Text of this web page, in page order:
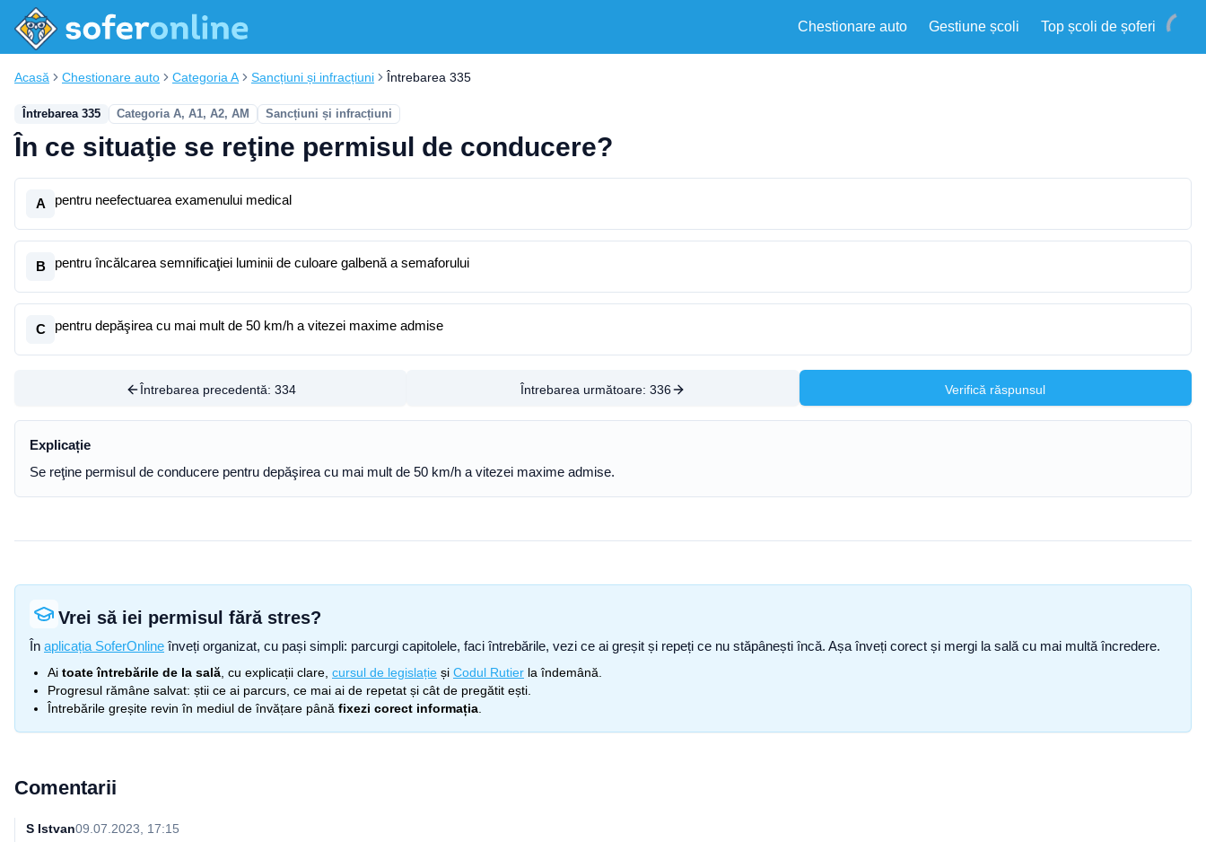
Chestionare auto Gestiune școli Top școli de șoferi
Acasă Chestionare auto Categoria A Sancțiuni și infracțiuni Întrebarea 335
Întrebarea 335 Categoria A, A1, A2, AM Sancțiuni și infracțiuni
În ce situaţie se reţine permisul de conducere?
A pentru neefectuarea examenului medical
B pentru încălcarea semnificaţiei luminii de culoare galbenă a semaforului
C pentru depăşirea cu mai mult de 50 km/h a vitezei maxime admise
Întrebarea precedentă: 334 Întrebarea următoare: 336 Verifică răspunsul
Explicație
Se reţine permisul de conducere pentru depăşirea cu mai mult de 50 km/h a vitezei maxime admise.
Vrei să iei permisul fără stres?
În aplicația SoferOnline înveți organizat, cu pași simpli: parcurgi capitolele, faci întrebările, vezi ce ai greșit și repeți ce nu stăpânești încă. Așa înveți corect și mergi la sală cu mai multă încredere.
Ai toate întrebările de la sală , cu explicații clare, cursul de legislație și Codul Rutier la îndemână.
Progresul rămâne salvat: știi ce ai parcurs, ce mai ai de repetat și cât de pregătit ești.
Întrebările greșite revin în mediul de învățare până fixezi corect informația
Comentarii
S Istvan09.07.2023, 17:15